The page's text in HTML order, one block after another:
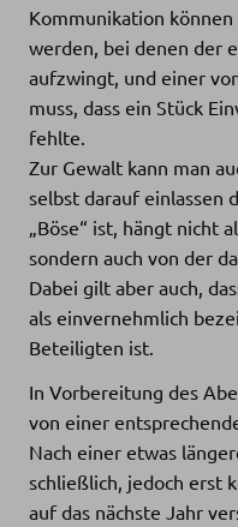
Kommunikation
werden, bei denen der
aufzwingt, und einer
muss, dass ein Stück
fehlte.
Zur Gewalt kann man
selbst darauf einlassen
„Böse“ ist, hängt nicht
sondern auch von der
Dabei gilt aber auch,
als einvernehmlich
Beteiligten ist.
In Vorbereitung des
von einer
Nach einer etwas
schließlich, jedoch erst
auf das nächste Jahr